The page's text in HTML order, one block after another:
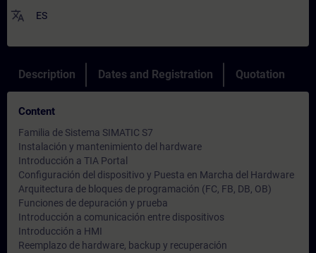
translate ES
Description Dates and Registration Quotation
Content
Familia de Sistema SIMATIC S7
Instalación y mantenimiento del hardware
Introducción a TIA Portal
Configuración del dispositivo y Puesta en Marcha del Hardware
Arquitectura de bloques de programación (FC, FB, DB, OB)
Funciones de depuración y prueba
Introducción a comunicación entre dispositivos
Introducción a HMI
Reemplazo de hardware, backup y recuperación